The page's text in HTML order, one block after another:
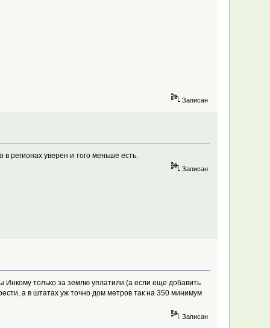
Записан
регионах уверен и того меньше есть.
Записан
Инкому только за землю уплатили (а если еще добавить
а в штатах уж точно дом метров так на 350 минимум
Записан